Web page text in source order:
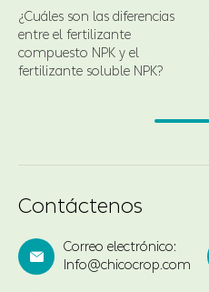
¿Cuáles son las diferencias
entre el fertilizante
compuesto NPK y el
fertilizante soluble NPK?
Contáctenos

Correo electrónico:
Info@chicocrop.com